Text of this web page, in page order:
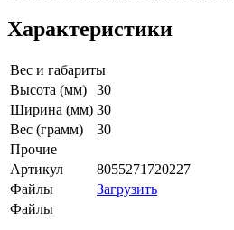
Характеристики
Вес и габариты
Высота (мм)
30
Ширина (мм) 30
Вес (грамм)
30
Прочие
Артикул
8055271720227
Файлы
Загрузить
Файлы